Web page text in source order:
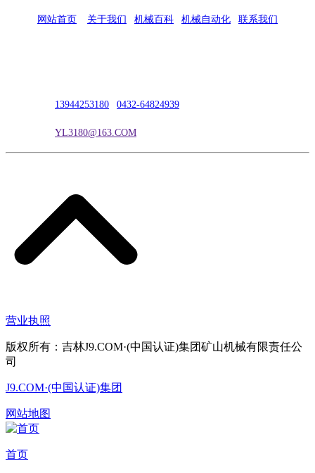
网站首页 关于我们 机械百科 机械自动化 联系我们
13944253180 0432-64824939
YL3180@163.COM
营业执照
版权所有：吉林J9.COM·(中国认证)集团矿山机械有限责任公
司
J9.COM·(中国认证)集团
网站地图
首页